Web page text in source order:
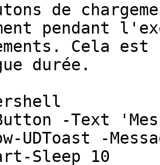
de
pendant
Cela
durée.
-Text